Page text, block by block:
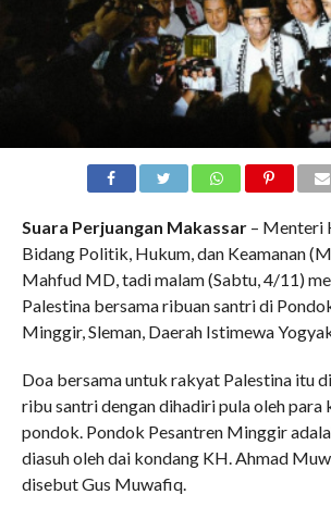
Suara Perjuangan Makassar – Menteri
Bidang Politik, Hukum, dan Keamanan
Mahfud MD, tadi malam (Sabtu, 4/11)
Palestina bersama ribuan santri di
Minggir, Sleman, Daerah Istimewa
Doa bersama untuk rakyat Palestina itu
ribu santri dengan dihadiri pula oleh para
pondok. Pondok Pesantren Minggir
diasuh oleh dai kondang KH. Ahmad
disebut Gus Muwafiq.